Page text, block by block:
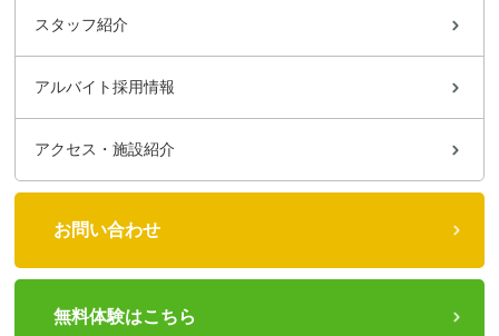
スタッフ紹介
アルバイト採用情報
アクセス・施設紹介
お問い合わせ
無料体験はこちら